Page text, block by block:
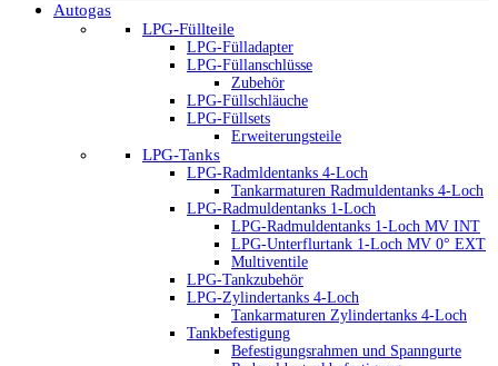
Autogas
LPG-Füllteile
LPG-Fülladapter
LPG-Füllanschlüsse
Zubehör
LPG-Füllschläuche
LPG-Füllsets
Erweiterungsteile
LPG-Tanks
LPG-Radmldentanks 4-Loch
Tankarmaturen Radmuldentanks 4-Loch
LPG-Radmuldentanks 1-Loch
LPG-Radmuldentanks 1-Loch MV INT
LPG-Unterflurtank 1-Loch MV 0° EXT
Multiventile
LPG-Tankzubehör
LPG-Zylindertanks 4-Loch
Tankarmaturen Zylindertanks 4-Loch
Tankbefestigung
Befestigungsrahmen und Spanngurte